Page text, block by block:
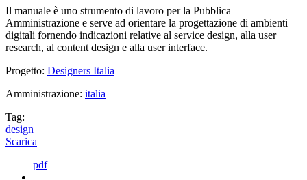
Il manuale è uno strumento di lavoro per la Pubblica
Amministrazione e serve ad orientare la progettazione di ambienti
digitali fornendo indicazioni relative al service design, alla user
research, al content design e alla user interface.
Progetto: Designers Italia
Amministrazione: italia
Tag:
design
Scarica
pdf